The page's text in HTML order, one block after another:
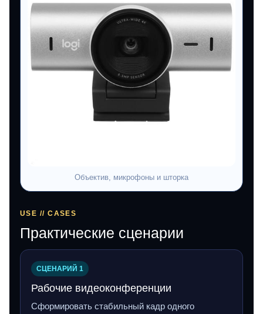
Объектив, микрофоны и шторка
USE // CASES
Практические сценарии
СЦЕНАРИЙ 1
Рабочие видеоконференции
Сформировать стабильный кадр одного